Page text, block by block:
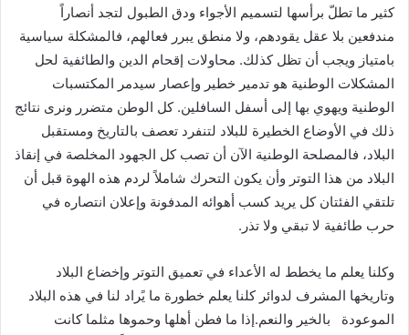
كثير ما تطلّ برأسها لتسميم الأجواء ودق الطبول لتجد أنصاراً
مندفعين بلا عقل يقودهم، ولا منطق يبرر فعالهم، فالمشكلة سياسية
بامتياز ويجب أن تظل كذلك. محاولات إقحام الدين والطائفية لحل
المشكلات الوطنية هو تدمير خطير وإعصار سيدمر المكتسبات
الوطنية ويهوي بها إلى أسفل السافلين. كل الوطن متضرر ونرى نتائج
ذلك في الأوضاع الخطيرة للبلاد لتنفرد تعصف بالتاريخ ومستقبل
البلاد، فالمصلحة الوطنية الآن أن تصب كل الجهود المخلصة في إنقاذ
البلاد من هذا التوتر وأن يكون التحرك شاملاً لردم هذه الهوة قبل أن
تلتقي الفئتان كل يريد كسب أهوائه المدفونة وإعلان انتصاره في
حرب طائفية لا تبقي ولا تذر.
وكلنا يعلم ما يخطط له الأعداء في تعميق التوتر وإخضاع البلاد
وتاريخها المشرف لدوائر كلنا يعلم خطورة ما يًراد لنا في هذه البلاد
الموعودة بالخير والنعم.إذا ما فطن أهلها وحموها مثلما كانت